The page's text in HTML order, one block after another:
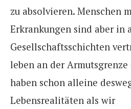
zu absolvieren. Menschen
Erkrankungen sind aber in
Gesellschaftsschichten
leben an der
haben schon alleine
Lebensrealitäten als wir